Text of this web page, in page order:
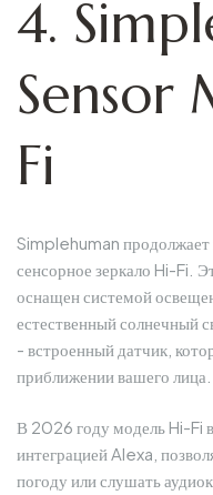
4.
Sensor
Fi
Simplehuman продолжает
сенсорное зеркало Hi-Fi.
оснащен системой
естественный солнечный
- встроенный датчик,
приближении вашего лица.
В 2026 году модель Hi-Fi
интеграцией Alexa,
погоду или слушать